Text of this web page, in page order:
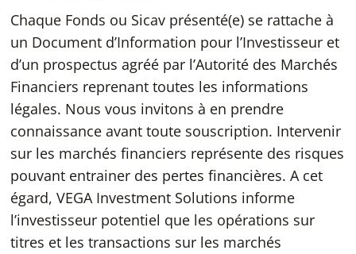
Chaque Fonds ou Sicav présenté(e) se rattache à
un Document d’Information pour l’Investisseur et
d’un prospectus agréé par l’Autorité des Marchés
Financiers reprenant toutes les informations
légales. Nous vous invitons à en prendre
connaissance avant toute souscription. Intervenir
sur les marchés financiers représente des risques
pouvant entrainer des pertes financières. A cet
égard, VEGA Investment Solutions informe
l’investisseur potentiel que les opérations sur
titres et les transactions sur les marchés